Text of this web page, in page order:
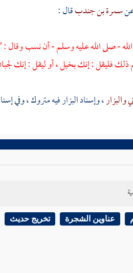
سمرة بن جندبقال :
- صلى الله عليه وسلم - أن نسب وقال
ذلك فليقل : إنك بخيل ، أو ليقل : إنك
والبزار، وإسنادالبزارفيه متروك ، وفي
عناوين الشجرة تخريج حديث